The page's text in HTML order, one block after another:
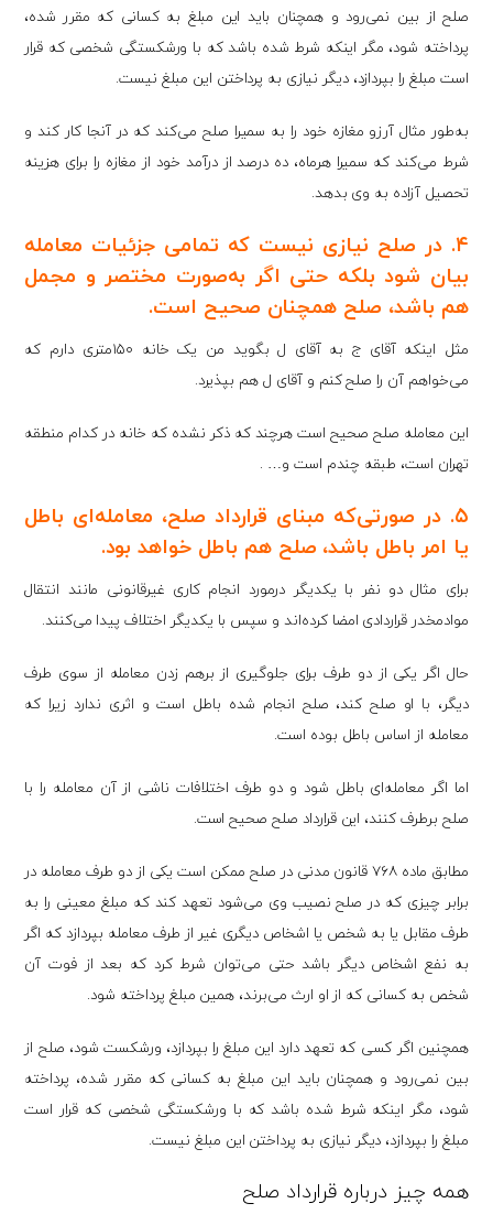
صلح از بین نمی‌رود و همچنان باید این مبلغ به کسانی که مقرر شده،
پرداخته شود، مگر اینکه شرط شده باشد که با ورشکستگی شخصی که قرار
است مبلغ را بپردازد، دیگر نیازی به پرداختن این مبلغ نیست.
به‌طور مثال آرزو مغازه خود را به سمیرا صلح می‌کند که در آنجا کار کند و
شرط می‌کند که سمیرا هرماه، ده درصد از درآمد خود از مغازه را برای هزینه
تحصیل آزاده به وی بدهد.
۴. در صلح نیازی نیست که تمامی جزئیات معامله
بیان شود بلکه حتی اگر به‌صورت مختصر و مجمل
هم باشد، صلح همچنان صحیح است.
مثل اینکه آقای ج به آقای ل بگوید من یک خانه ۱۵۰متری دارم که
می‌خواهم آن را صلح کنم و آقای ل هم بپذیرد.
این معامله صلح صحیح است هرچند که ذکر نشده که خانه در کدام منطقه
تهران است، طبقه چندم است و… .
۵. در صورتی‌که مبنای قرارداد صلح، معامله‌ای باطل
یا امر باطل باشد، صلح هم باطل خواهد بود.
برای مثال دو نفر با یکدیگر درمورد انجام کاری غیرقانونی مانند انتقال
موادمخدر قراردادی امضا کرده‌اند و سپس با یکدیگر اختلاف پیدا می‌کنند.
حال اگر یکی از دو طرف برای جلوگیری از برهم زدن معامله از سوی طرف
دیگر، با او صلح کند، صلح انجام‌ شده باطل است و اثری ندارد زیرا که
معامله از اساس باطل بوده است.
اما اگر معامله‌ای باطل شود و دو طرف اختلافات ناشی از آن معامله را با
صلح برطرف کنند، این قرارداد صلح صحیح است.
مطابق ماده ۷۶۸ قانون مدنی در صلح ممکن است یکی از دو طرف معامله در
برابر چیزی که در صلح نصیب وی می‌شود تعهد کند که مبلغ معینی را به
طرف مقابل یا به شخص یا اشخاص دیگری غیر از طرف معامله بپردازد که اگر
به نفع اشخاص دیگر باشد حتی می‌توان شرط کرد که بعد از فوت آن
شخص به کسانی که از او ارث می‌برند، همین مبلغ پرداخته شود.
همچنین اگر کسی که تعهد دارد این مبلغ را بپردازد، ورشکست شود، صلح از
بین نمی‌رود و همچنان باید این مبلغ به کسانی که مقرر شده، پرداخته
شود، مگر اینکه شرط شده باشد که با ورشکستگی شخصی که قرار است
مبلغ را بپردازد، دیگر نیازی به پرداختن این مبلغ نیست.
همه چیز درباره قرارداد صلح